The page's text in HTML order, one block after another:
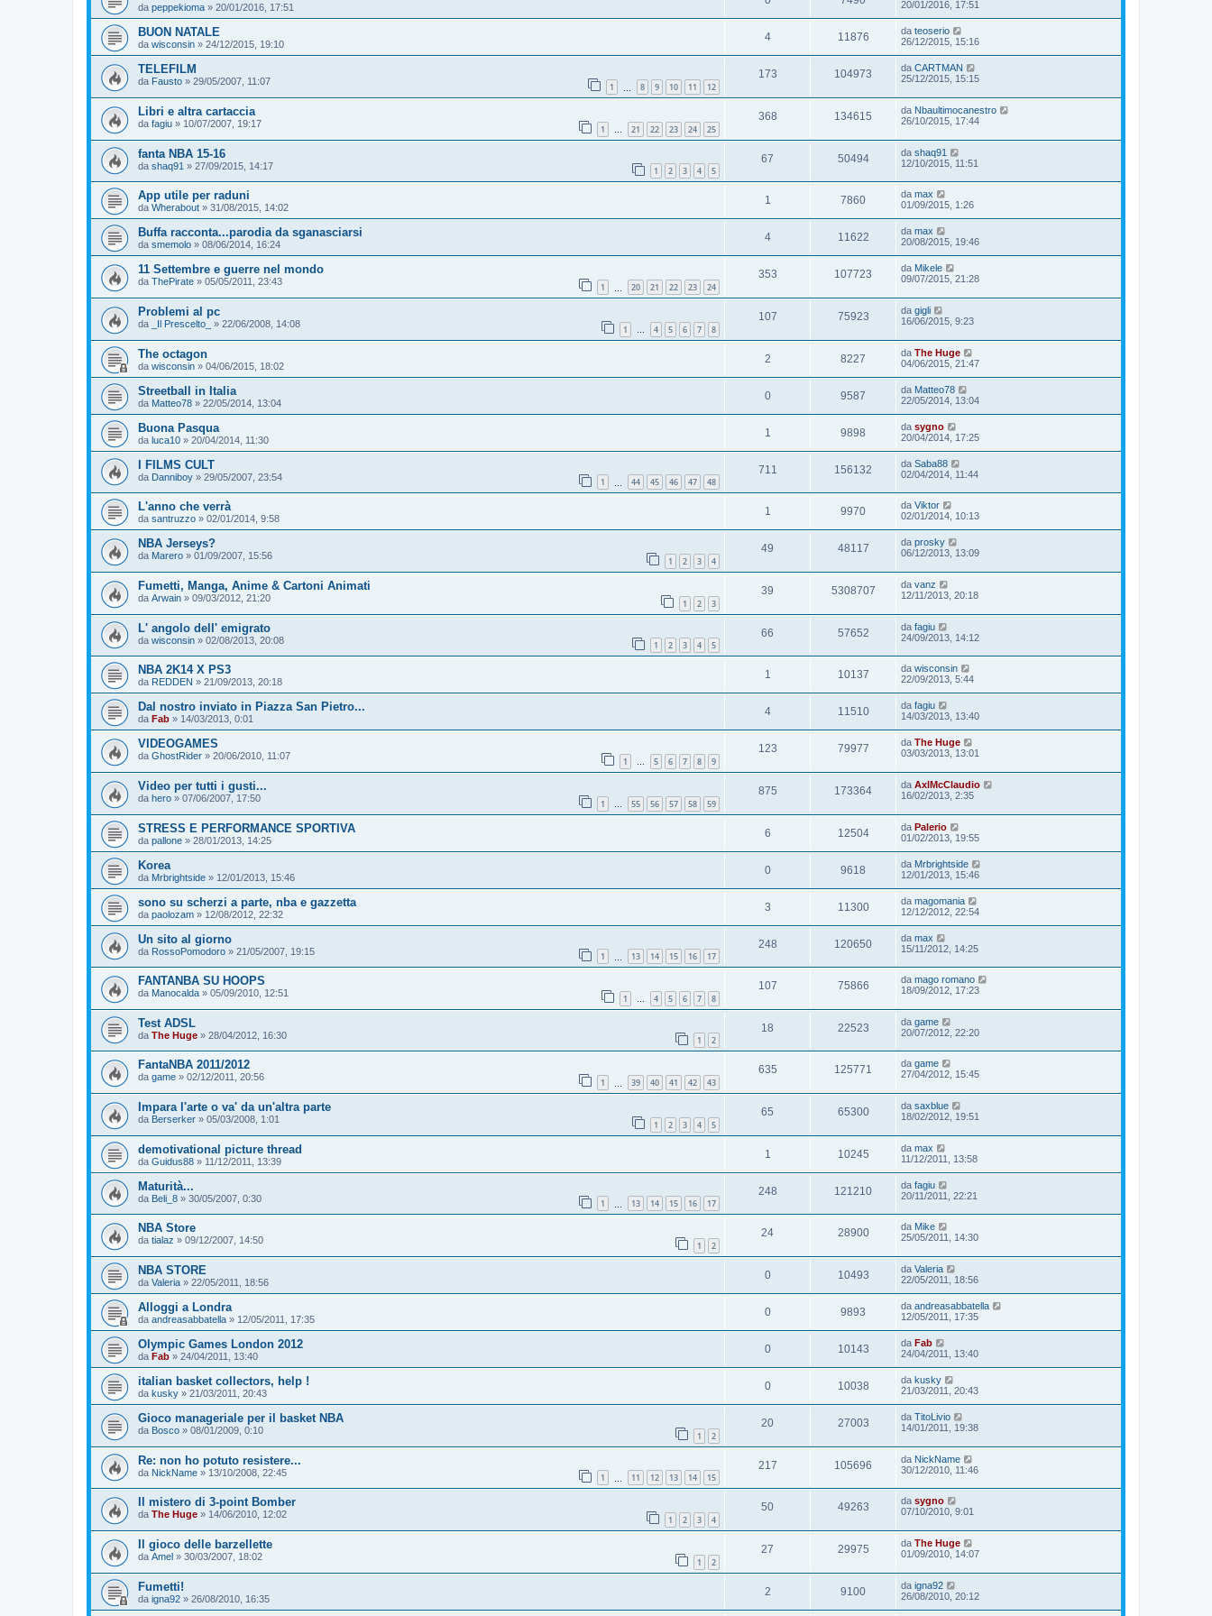
da peppekioma » 20/01/2016, 17:51
20/01/2016, 17:51
BUON NATALE
da wisconsin » 24/12/2015, 19:10
4 11876 da teoserio
26/12/2015, 15:16
TELEFILM
da Fausto » 29/05/2007, 11:07 1 8 9 10 11 12
173 104973 da CARTMAN
25/12/2015, 15:15
Libri e altra cartaccia
da fagiu » 10/07/2007, 19:17 1 … 21 22 23 24 25
368 134615 da Nbaultimocanestro
26/10/2015, 17:44
fanta NBA 15-16
da shaq91 » 27/09/2015, 14:17 1 2 3 4 5
67 50494 da shaq91
12/10/2015, 11:51
App utile per raduni
da Wherabout » 31/08/2015, 14:02
1 7860 da max
01/09/2015, 1:26
Buffa racconta...parodia da sganasciarsi
da smemolo » 08/06/2014, 16:24
4 11622 da max
20/08/2015, 19:46
11 Settembre e guerre nel mondo
da ThePirate » 05/05/2011, 23:43 1 20 21 22 23 24
353 107723 da Mikele
09/07/2015, 21:28
Problemi al pc
da _Il Prescelto_ » 22/06/2008, 14:08 1 … 4 5 6 7 8
107 75923 da gigli
16/06/2015, 9:23
The octagon
da wisconsin » 04/06/2015, 18:02
2 8227 da The Huge
04/06/2015, 21:47
Streetball in Italia
da Matteo78 » 22/05/2014, 13:04
0 9587 da Matteo78
22/05/2014, 13:04
Buona Pasqua
da luca10 » 20/04/2014, 11:30
1 9898 da sygno
20/04/2014, 17:25
I FILMS CULT
da Danniboy » 29/05/2007, 23:54 1 44 45 46 47 48
711 156132 da Saba88
02/04/2014, 11:44
L'anno che verrà
da santruzzo » 02/01/2014, 9:58
1 9970 da Viktor
02/01/2014, 10:13
NBA Jerseys?
da Marero » 01/09/2007, 15:56 1 2 3 4
49 48117 da prosky
06/12/2013, 13:09
Fumetti, Manga, Anime & Cartoni Animati
da Arwain » 09/03/2012, 21:20 1 2 3
39 5308707 da vanz
12/11/2013, 20:18
L' angolo dell' emigrato
da wisconsin » 02/08/2013, 20:08 1 2 3 4 5
66 57652 da fagiu
24/09/2013, 14:12
NBA 2K14 X PS3
da REDDEN » 21/09/2013, 20:18
1 10137 da wisconsin
22/09/2013, 5:44
Dal nostro inviato in Piazza San Pietro...
da Fab » 14/03/2013, 0:01
4 11510 da fagiu
14/03/2013, 13:40
VIDEOGAMES
da GhostRider » 20/06/2010, 11:07 1 … 5 6 7 8 9
123 79977 da The Huge
03/03/2013, 13:01
Video per tutti i gusti...
da hero » 07/06/2007, 17:50 1 55 56 57 58 59
875 173364 da AxlMcClaudio
16/02/2013, 2:35
STRESS E PERFORMANCE SPORTIVA
da pallone » 28/01/2013, 14:25
6 12504 da Palerio
01/02/2013, 19:55
Korea
da Mrbrightside » 12/01/2013, 15:46
0 9618 da Mrbrightside
12/01/2013, 15:46
sono su scherzi a parte, nba e gazzetta
da paolozam » 12/08/2012, 22:32
3 11300 da magomania
12/12/2012, 22:54
Un sito al giorno
da RossoPomodoro » 21/05/2007, 19:15 1 13 14 15 16 17
248 120650 da max
15/11/2012, 14:25
FANTANBA SU HOOPS
da Manocalda » 05/09/2010, 12:51 1 … 4 5 6 7 8
107 75866 da mago romano
18/09/2012, 17:23
Test ADSL
da The Huge » 28/04/2012, 16:30 1 2
18 22523 da game
20/07/2012, 22:20
FantaNBA 2011/2012
da game » 02/12/2011, 20:56 1 39 40 41 42 43
635 125771 da game
27/04/2012, 15:45
Impara l'arte o va' da un'altra parte
da Berserker » 05/03/2008, 1:01 1 2 3 4 5
65 65300 da saxblue
18/02/2012, 19:51
demotivational picture thread
da Guidus88 » 11/12/2011, 13:39
1 10245 da max
11/12/2011, 13:58
Maturità...
da Beli_8 » 30/05/2007, 0:30 1 13 14 15 16 17
248 121210 da fagiu
20/11/2011, 22:21
NBA Store
da tialaz » 09/12/2007, 14:50 1 2
24 28900 da Mike
25/05/2011, 14:30
NBA STORE
da Valeria » 22/05/2011, 18:56
0 10493 da Valeria
22/05/2011, 18:56
Alloggi a Londra
da andreasabbatella » 12/05/2011, 17:35
0 9893 da andreasabbatella
12/05/2011, 17:35
Olympic Games London 2012
da Fab » 24/04/2011, 13:40
0 10143 da Fab
24/04/2011, 13:40
italian basket collectors, help !
da kusky » 21/03/2011, 20:43
0 10038 da kusky
21/03/2011, 20:43
Gioco manageriale per il basket NBA
da Bosco » 08/01/2009, 0:10 1 2
20 27003 da TitoLivio
14/01/2011, 19:38
Re: non ho potuto resistere...
da NickName » 13/10/2008, 22:45 1 11 12 13 14 15
217 105696 da NickName
30/12/2010, 11:46
Il mistero di 3-point Bomber
da The Huge » 14/06/2010, 12:02 1 2 3 4
50 49263 da sygno
07/10/2010, 9:01
Il gioco delle barzellette
da Amel » 30/03/2007, 18:02 1 2
27 29975 da The Huge
01/09/2010, 14:07
Fumetti!
da igna92 » 26/08/2010, 16:35
2 9100 da igna92
26/08/2010, 20:12